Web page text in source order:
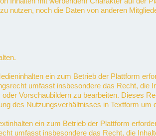
nutzen, noch die Daten von anderen
ein zum Betrieb der Plattform
umfasst insbesondere das Recht, die
Vorschaubildern zu bearbeiten. Dieses
des Nutzungsverhältnisses in Textform um
ein zum Betrieb der Plattform
umfasst insbesondere das Recht, die